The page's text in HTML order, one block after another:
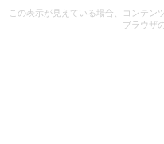
この表示が見えている場合、コンテン
ブラウザ